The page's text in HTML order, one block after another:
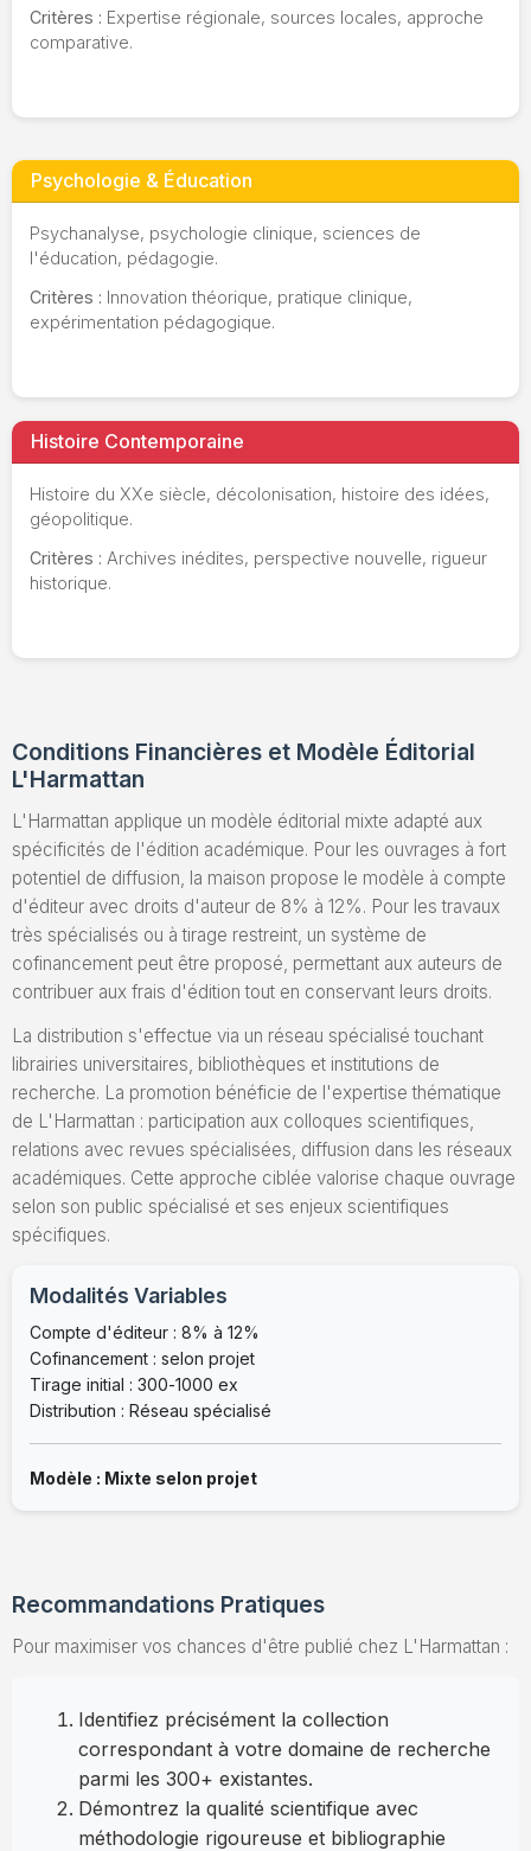
Critères : Expertise régionale, sources locales, approche
comparative.
Psychologie & Éducation
Psychanalyse, psychologie clinique, sciences de
l'éducation, pédagogie.
Critères : Innovation théorique, pratique clinique,
expérimentation pédagogique.
Histoire Contemporaine
Histoire du XXe siècle, décolonisation, histoire des idées,
géopolitique.
Critères : Archives inédites, perspective nouvelle, rigueur
historique.
Conditions Financières et Modèle Éditorial
L'Harmattan
L'Harmattan applique un modèle éditorial mixte adapté aux
spécificités de l'édition académique. Pour les ouvrages à fort
potentiel de diffusion, la maison propose le modèle à compte
d'éditeur avec droits d'auteur de 8% à 12%. Pour les travaux
très spécialisés ou à tirage restreint, un système de
cofinancement peut être proposé, permettant aux auteurs de
contribuer aux frais d'édition tout en conservant leurs droits.
La distribution s'effectue via un réseau spécialisé touchant
librairies universitaires, bibliothèques et institutions de
recherche. La promotion bénéficie de l'expertise thématique
de L'Harmattan : participation aux colloques scientifiques,
relations avec revues spécialisées, diffusion dans les réseaux
académiques. Cette approche ciblée valorise chaque ouvrage
selon son public spécialisé et ses enjeux scientifiques
spécifiques.
Modalités Variables
Compte d'éditeur : 8% à 12%
Cofinancement : selon projet
Tirage initial : 300-1000 ex
Distribution : Réseau spécialisé
Modèle : Mixte selon projet
Recommandations Pratiques
Pour maximiser vos chances d'être publié chez L'Harmattan :
Identifiez précisément la collection
correspondant à votre domaine de recherche
parmi les 300+ existantes.
Démontrez la qualité scientifique avec
méthodologie rigoureuse et bibliographie